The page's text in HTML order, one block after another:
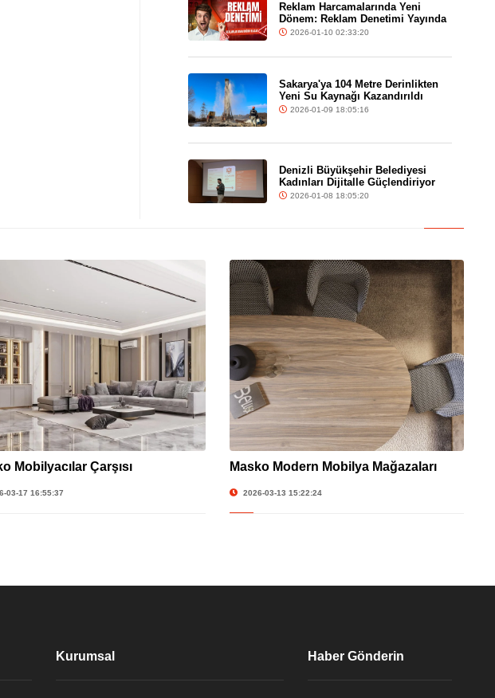
Reklam Harcamalarında Yeni
Dönem: Reklam Denetimi Yayında
2026-01-10 02:33:20
Sakarya'ya 104 Metre Derinlikten
Yeni Su Kaynağı Kazandırıldı
2026-01-09 18:05:16
Denizli Büyükşehir Belediyesi
Kadınları Dijitalle Güçlendiriyor
2026-01-08 18:05:20
Mobilyacılar Çarşısı
03-17 16:55:37
Masko Modern Mobilya Mağazaları
2026-03-13 15:22:24
Kurumsal Haber Gönderin